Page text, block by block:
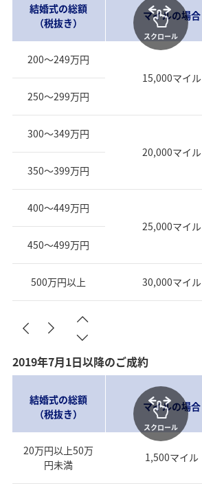
結婚式の総額
（税抜き）
マイルの場合
200～249万円
15,000マイル
250～299万円
300～349万円
20,000マイル
350～399万円
400～449万円
25,000マイル
450～499万円
500万円以上 30,000マイル
スクロール
2019年7月1日以降のご成約
結婚式の総額
（税抜き）
マイルの場合
20万円以上50万
円未満
1,500マイル
スクロール